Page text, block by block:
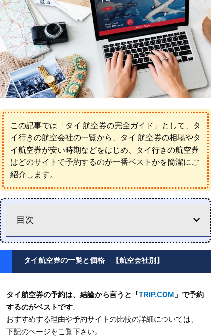
この記事では「タイ 航空券の完全ガイド」として、タ
イ行きの航空会社の一覧から、タイ 航空券の相場やタ
イ航空券が安い時期などをはじめ、タイ行きの航空券
はどのサイトで予約するのが一番ベストかを簡潔にご
紹介します。
目次
タイ航空券の一覧と価格 【航空会社別】
タイ航空券の予約は、結論から言うと「 TRIP.COM 」で予約
するのがベストです。
おすすめする理由や予約サイトの比較の詳細については、
下記のページをご覧下さい。